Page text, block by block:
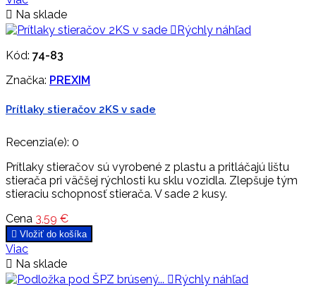
 Na sklade
 Rýchly náhľad
Kód: 74-83
Značka: PREXIM
Prítlaky stieračov 2KS v sade
Recenzia(e): 0
Prítlaky stieračov sú vyrobené z plastu a pritláčajú lištu
stierača pri väčšej rýchlosti ku sklu vozidla. Zlepšuje tým
stieraciu schopnosť stierača. V sade 2 kusy.
Cena 3,59 €
 Vložiť do košíka
Viac
 Na sklade
Rýchly náhľad